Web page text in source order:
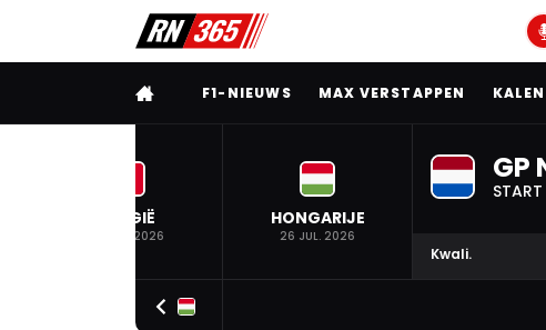
VOLLEDIG MENU
F1-NIEUWS MAX VERSTAPPEN
BELGIË
19 JUL. 2026
HONGARIJE
26 JUL. 2026
GP
Kwali.